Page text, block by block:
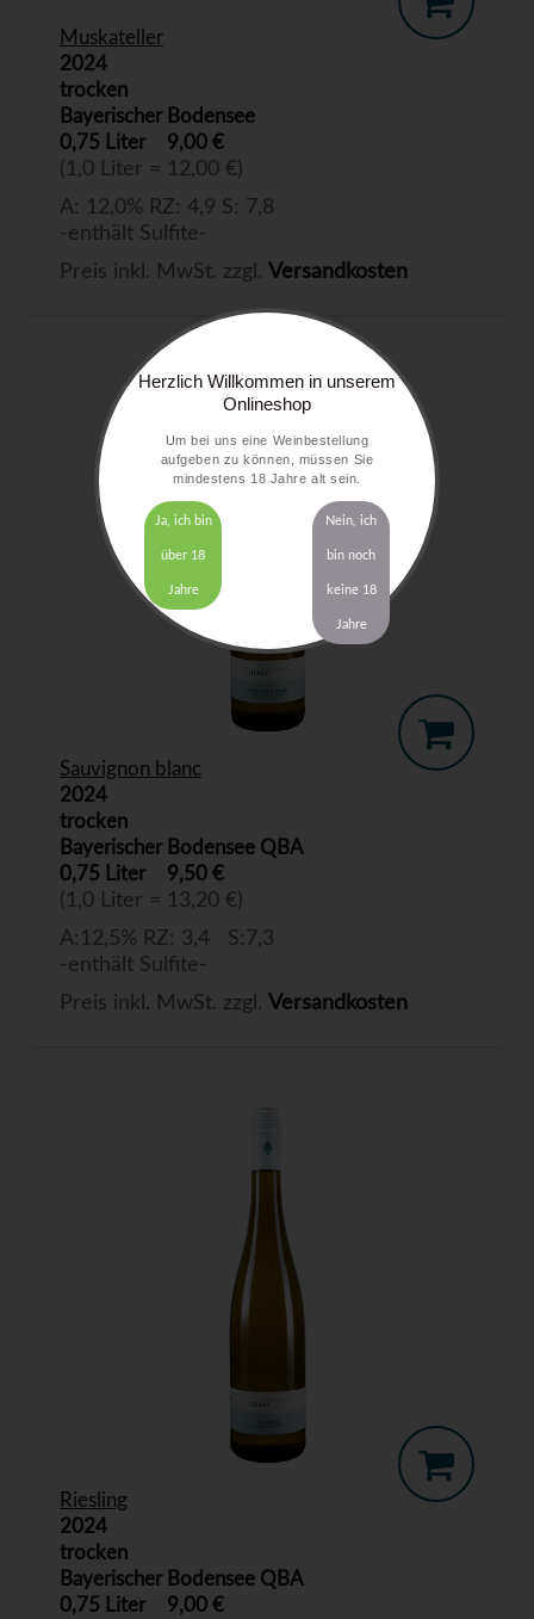
Muskateller
2024
trocken
Bayerischer Bodensee
0,75 Liter
9,00 €
(1,0 Liter = 12,00 €)
A: 12,0% RZ: 4,9 S: 7,8
-enthält Sulfite-
Preis inkl. MwSt. zzgl. Versandkosten
Sauvignon blanc
2024
trocken
Bayerischer Bodensee QBA
0,75 Liter
9,50 €
(1,0 Liter = 13,20 €)
A:12,5% RZ: 3,4 S:7,3
-enthält Sulfite-
Preis inkl. MwSt. zzgl. Versandkosten
Riesling
2024
trocken
Bayerischer Bodensee QBA
0,75 Liter
9,00 €
Herzlich Willkommen in unserem
Onlineshop
Um bei uns eine Weinbestellung
aufgeben zu können, müssen Sie
mindestens 18 Jahre alt sein.
Ja, ich bin
über 18
Jahre
Nein, ich
bin noch
keine 18
Jahre